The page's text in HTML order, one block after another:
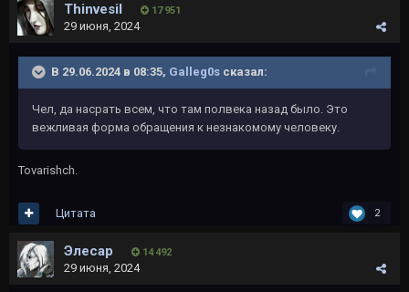
Thinvesil 17 951
29 июня, 2024
В 29.06.2024 в 08:35, Galleg0s сказал:
Чел, да насрать всем, что там полвека назад было. Это
вежливая форма обращения к незнакомому человеку.
Tovarishch.
2
Цитата
Элесар 14 492
29 июня, 2024